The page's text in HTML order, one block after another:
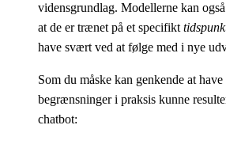
vidensgrundlag. Modellerne kan
at de er trænet på et specifikt
have svært ved at følge med i nye
Som du måske kan genkende at
begrænsninger i praksis kunne
chatbot: